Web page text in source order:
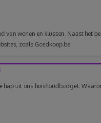
wonen en klussen. Naast het
zoals Goedkoop.be.
hap uit ons huishoudbudget.